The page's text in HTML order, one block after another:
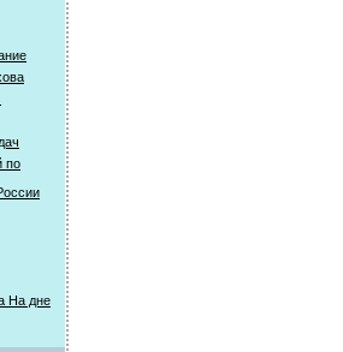
по
На дне